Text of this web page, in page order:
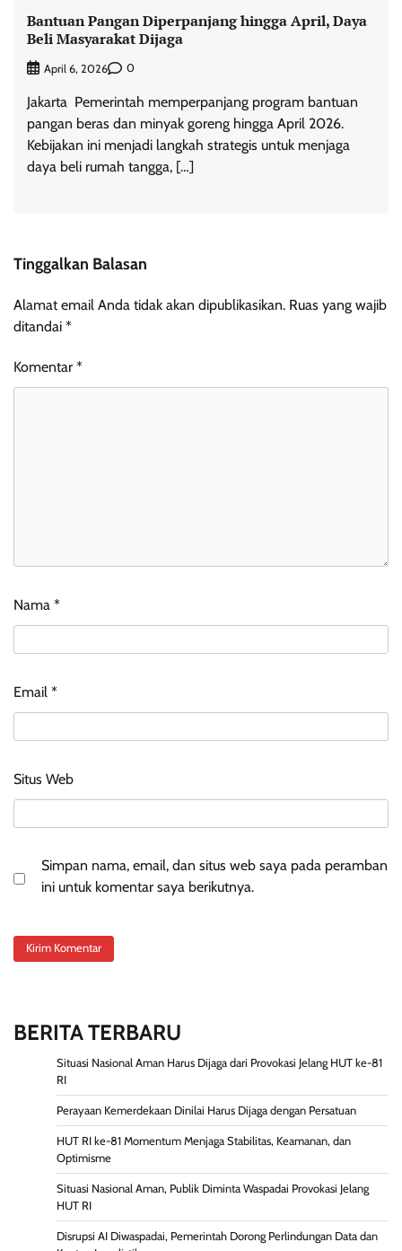
Bantuan Pangan Diperpanjang hingga April, Daya
Beli Masyarakat Dijaga
April 6, 2026 0
Jakarta  Pemerintah memperpanjang program bantuan
pangan beras dan minyak goreng hingga April 2026.
Kebijakan ini menjadi langkah strategis untuk menjaga
daya beli rumah tangga, […]
Tinggalkan Balasan
Alamat email Anda tidak akan dipublikasikan. Ruas yang wajib
ditandai *
Komentar *
Nama *
Email *
Situs Web
Simpan nama, email, dan situs web saya pada peramban
ini untuk komentar saya berikutnya.
BERITA TERBARU
Situasi Nasional Aman Harus Dijaga dari Provokasi Jelang HUT ke-81
RI
Perayaan Kemerdekaan Dinilai Harus Dijaga dengan Persatuan
HUT RI ke-81 Momentum Menjaga Stabilitas, Keamanan, dan
Optimisme
Situasi Nasional Aman, Publik Diminta Waspadai Provokasi Jelang
HUT RI
Disrupsi AI Diwaspadai, Pemerintah Dorong Perlindungan Data dan